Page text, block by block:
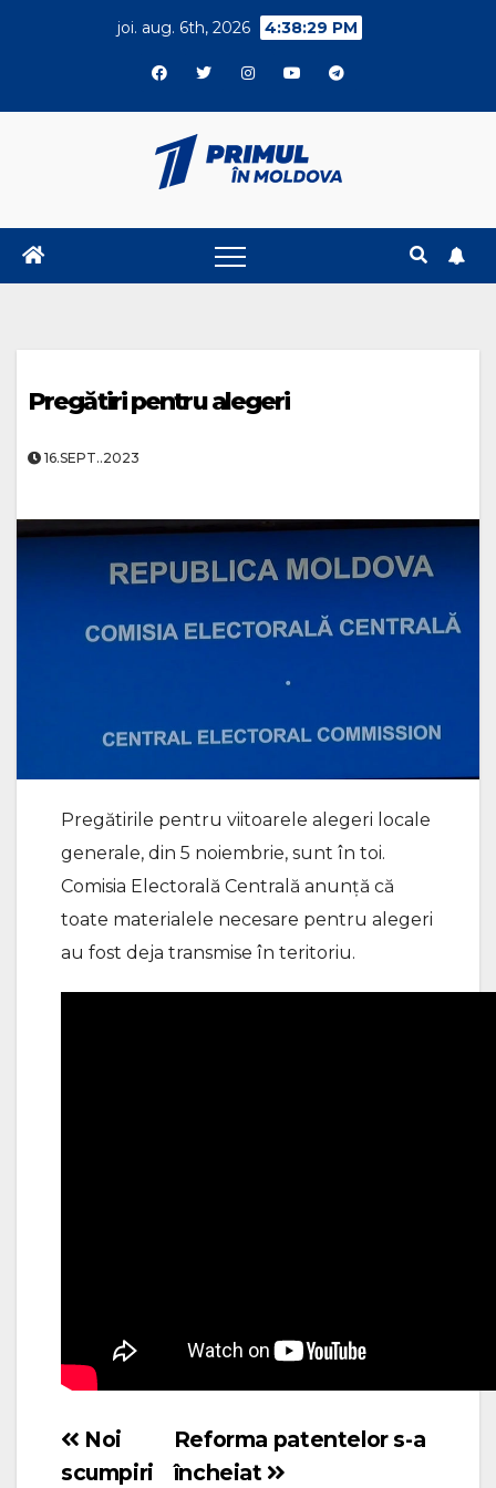
joi. aug. 6th, 2026 4:38:29 PM
Pregătiri pentru alegeri
16.SEPT..2023
Pregătirile pentru viitoarele alegeri locale
generale, din 5 noiembrie, sunt în toi.
Comisia Electorală Centrală anunță că
toate materialele necesare pentru alegeri
au fost deja transmise în teritoriu.
Navigare
Reforma patentelor s-a
încheiat
Noi
scumpiri